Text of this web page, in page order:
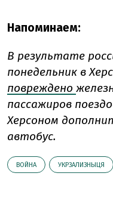
Напоминаем:
В результате
понедельник в
повреждено
пассажиров
Херсоном
автобус.
ВОЙНА УКРЗАЛИЗНЫЦЯ